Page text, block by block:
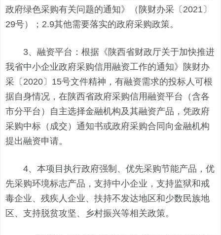
政府绿色采购有关问题的通知》（陕财办采〔2021〕
29号）；2.9其他需要落实的政府采购政策。
3、融资平台：根据《陕西省财政厅关于加快推进
我省中小企业政府采购信用融资工作的通知》陕财办
采〔2020〕15号文件精神，有融资需求的投标人可根
据自身情况，在陕西省政府采购信用融资平台（含各
市分平台）自主选择金融机构及其融资产品，凭政府
采购中标（成交）通知书或政府采购合同向金融机构
提出融资申请。
4、本项目执行政府强制、优先采购节能产品，优
先采购环境标志产品，支持中小企业，支持监狱和戒
毒企业、残疾人企业、扶持不发达地区和少数民族地
区、支持脱贫攻坚、乡村振兴等相关政策。